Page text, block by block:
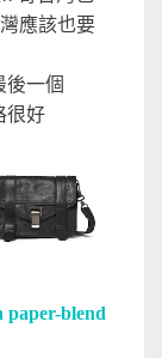
應該也要
後一個
很好
paper-blend